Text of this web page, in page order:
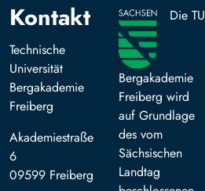
Kontakt
Technische
Universität
Bergakademie
Freiberg
Akademiestraße
6
09599 Freiberg
Die TU
Bergakademie
Freiberg wird
auf Grundlage
des vom
Sächsischen
Landtag